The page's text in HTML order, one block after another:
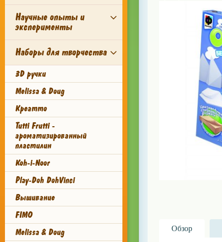
Научные опыты и
эксперименты
Наборы для творчества
3D ручки
Melissa & Doug
Креатто
Tutti Frutti -
ароматизированный
пластилин
Koh-i-Noor
Play-Doh DohVinci
Вышивание
FIMO
Melissa & Doug
Обзор